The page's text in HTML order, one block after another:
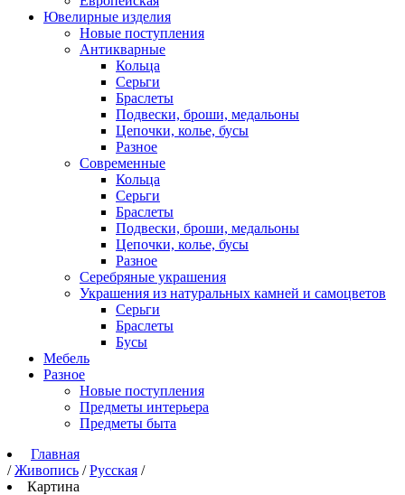
Ювелирные изделия
Новые поступления
Антикварные
Кольца
Серьги
Браслеты
Подвески, броши, медальоны
Цепочки, колье, бусы
Разное
Современные
Кольца
Серьги
Браслеты
Подвески, броши, медальоны
Цепочки, колье, бусы
Разное
Серебряные украшения
Украшения из натуральных камней и самоцветов
Серьги
Браслеты
Бусы
Мебель
Разное
Новые поступления
Предметы интерьера
Предметы быта
Главная
/ Живопись / Русская /
Картина